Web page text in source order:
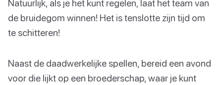
Natuurlijk, als je het kunt regelen, laat het team van
de bruidegom winnen! Het is tenslotte zijn tijd om
te schitteren!
Naast de daadwerkelijke spellen, bereid een avond
voor die lijkt op een broederschap, waar je kunt